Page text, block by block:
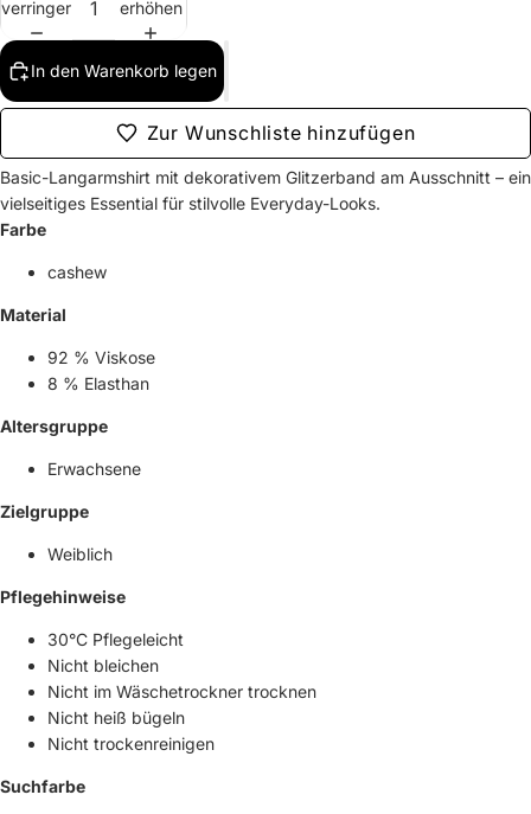
verringern
erhöhen
In den Warenkorb legen
Zur Wunschliste hinzufügen
Basic-Langarmshirt mit dekorativem Glitzerband am Ausschnitt – ein
vielseitiges Essential für stilvolle Everyday-Looks.
Farbe
cashew
Material
92 % Viskose
8 % Elasthan
Altersgruppe
Erwachsene
Zielgruppe
Weiblich
Pflegehinweise
30°C Pflegeleicht
Nicht bleichen
Nicht im Wäschetrockner trocknen
Nicht heiß bügeln
Nicht trockenreinigen
Suchfarbe